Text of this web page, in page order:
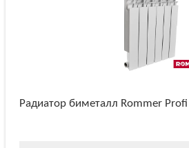
Радиатор биметалл Rommer